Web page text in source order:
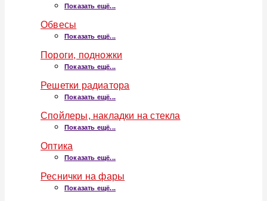
Показать ещё...
Обвесы
Показать ещё...
Пороги, подножки
Показать ещё...
Решетки радиатора
Показать ещё...
Спойлеры, накладки на стекла
Показать ещё...
Оптика
Показать ещё...
Реснички на фары
Показать ещё...